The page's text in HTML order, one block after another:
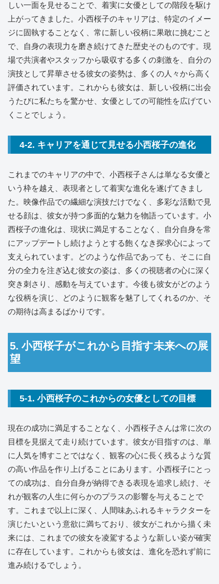
しい一面を見せることで、着実に女優としての階段を駆け
上がってきました。小西桜子のキャリアは、特定のイメー
ジに固執することなく、常に新しい役柄に果敢に挑むこと
で、自身の表現力を磨き続けてきた歴史そのものです。現
場で共演者やスタッフから吸収する多くの刺激を、自分の
演技として昇華させる彼女の姿勢は、多くの人々から高く
評価されています。これからも彼女は、新しい役柄に出会
うたびに私たちを驚かせ、女優としての可能性を広げてい
くことでしょう。
4-2. キャリアを通じて見せる小西桜子の進化
これまでのキャリアの中で、小西桜子さんは単なる女優と
いう枠を越え、表現者として着実な進化を遂げてきまし
た。映像作品での繊細な演技だけでなく、多彩な活動で見
せる顔は、彼女が持つ多面的な魅力を物語っています。小
西桜子の進化は、現状に満足することなく、自分自身を常
にアップデートし続けようとする飽くなき探求心によって
支えられています。どのような作品であっても、そこに自
分の全力を注ぎ込む彼女の姿は、多くの視聴者の心に深く
突き刺さり、感動を与えています。今後も彼女がどのよう
な役柄を演じ、どのように観客を魅了してくれるのか、そ
の期待は高まるばかりです。
5. 小西桜子がこれから目指す未来への展
望
5-1. 小西桜子のこれからの女優としての目標
現在の成功に満足することなく、小西桜子さんは常に次の
目標を見据えて走り続けています。彼女が目指すのは、単
に人気を博すことではなく、観客の心に長く残るような質
の高い作品を作り上げることにあります。小西桜子にとっ
ての成功は、自分自身が納得できる表現を追求し続け、そ
れが観客の人生に何らかのプラスの影響を与えることで
す。これまで以上に深く、人間味あふれるキャラクターを
演じたいという意欲に満ちており、彼女がこれから描く未
来には、これまでの彼女を凌駕するような新しい姿が確実
に存在しています。これからも彼女は、進化を恐れず前に
進み続けるでしょう。